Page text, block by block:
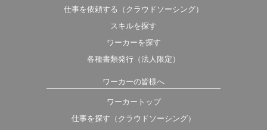
仕事を依頼する（クラウドソーシング）
スキルを探す
ワーカーを探す
各種書類発行（法人限定）
ワーカーの皆様へ
ワーカートップ
仕事を探す（クラウドソーシング）